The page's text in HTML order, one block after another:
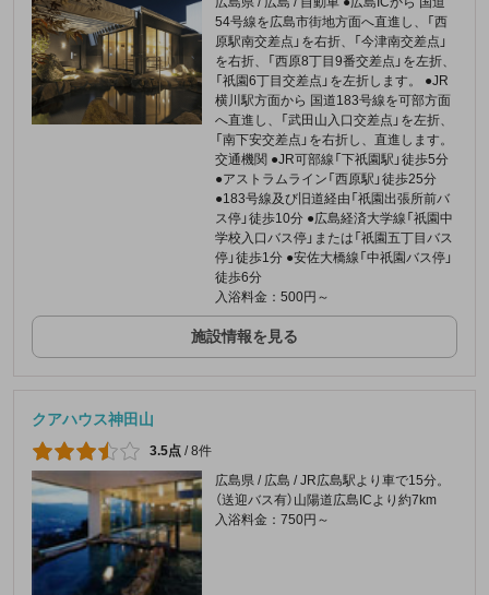
54号線を広島市街地方面へ直進し、「西
原駅南交差点」を右折、「今津南交差点」
を右折、「西原8丁目9番交差点」を左折、
「祇園6丁目交差点」を左折します。 ●JR
横川駅方面から 国道183号線を可部方面
へ直進し、「武田山入口交差点」を左折、
「南下安交差点」を右折し、直進します。
交通機関 ●JR可部線「下祇園駅」徒歩5分
●アストラムライン「西原駅」徒歩25分
●183号線及び旧道経由「祇園出張所前バ
ス停」徒歩10分 ●広島経済大学線「祇園中
学校入口バス停」または「祇園五丁目バス
停」徒歩1分 ●安佐大橋線「中祇園バス停」
徒歩6分
入浴料金：500円～
施設情報を見る
クアハウス神田山
3.5点 /8件
広島県 / 広島 / JR広島駅より車で15分。
（送迎バス有）山陽道広島ICより約7km
入浴料金：750円～